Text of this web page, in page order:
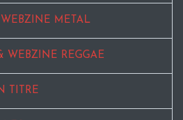
METAL
WEBZINE REGGAE
TITRE